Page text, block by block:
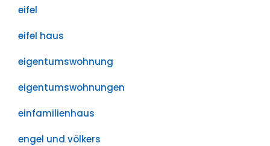
eifel
eifel haus
eigentumswohnung
eigentumswohnungen
einfamilienhaus
engel und völkers